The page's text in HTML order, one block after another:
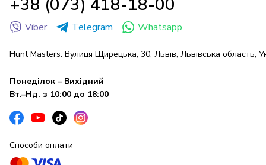
+38 (073) 418-18-00
Viber Telegram Whatsapp
Hunt Masters. Вулиця Щирецька, 30, Львів, Львівська область,
Понеділок – Вихідний
Вт.–Нд. з 10:00 до 18:00
Способи оплати